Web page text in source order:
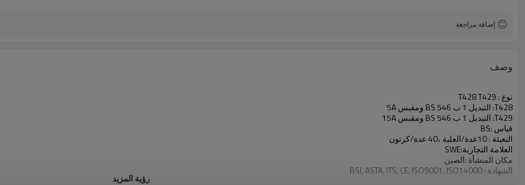
إضافة مراجعة
وصف
نوع : T428 T429
T428: التبديل 1 ب BS 546 ومقبس 5A
T429: التبديل 1 ب BS 546 ومقبس 15A
قياس :BS
التعبئة : 10عدة/العلبة ،40 عدة/كرتون
العلامة التجارية:SWE
مكان المنشأة :الصين
الشهادة : BSI, ASTA, ITS, CE, ISO9001, ISO14000
رؤية المزيد